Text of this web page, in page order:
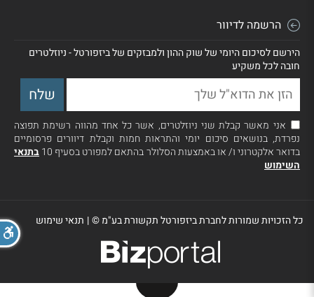
הרשמה לדיוור
הירשם לסיכום היומי של שוק ההון ולמבזקים של ביזפורטל - ניוזלטרים
חובה לכל משקיע
אני מאשר קבלת שני ניוזלטרים, אשר כל אחד מהווה רשימת תפוצה
נפרדת, בנושאים סיכום יומי והתראות חמות וקבלת דיוורים פרסומיים
בדואר אלקטרוני ו/ או באמצעות הסלולר בהתאם למפורט בסעיף 10
בתנאי
השימוש
כל הזכויות שמורות לחברת ביזפורטל תקשורת בע"מ ©| תנאי שימוש